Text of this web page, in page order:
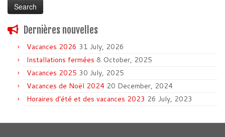
Dernières nouvelles
Vacances 2026 31 July, 2026
Installations fermées 8 October, 2025
Vacances 2025 30 July, 2025
Vacances de Noël 2024 20 December, 2024
Horaires d’été et des vacances 2023 26 July, 2023